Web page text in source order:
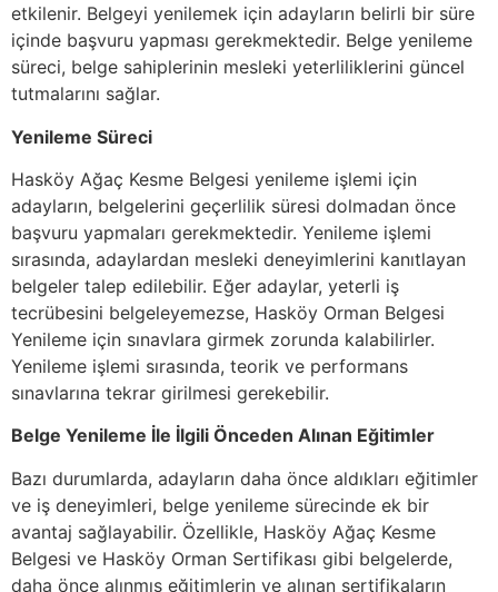
etkilenir. Belgeyi yenilemek için adayların belirli bir süre
içinde başvuru yapması gerekmektedir. Belge yenileme
süreci, belge sahiplerinin mesleki yeterliliklerini güncel
tutmalarını sağlar.
Yenileme Süreci
Hasköy Ağaç Kesme Belgesi yenileme işlemi için
adayların, belgelerini geçerlilik süresi dolmadan önce
başvuru yapmaları gerekmektedir. Yenileme işlemi
sırasında, adaylardan mesleki deneyimlerini kanıtlayan
belgeler talep edilebilir. Eğer adaylar, yeterli iş
tecrübesini belgeleyemezse, Hasköy Orman Belgesi
Yenileme için sınavlara girmek zorunda kalabilirler.
Yenileme işlemi sırasında, teorik ve performans
sınavlarına tekrar girilmesi gerekebilir.
Belge Yenileme İle İlgili Önceden Alınan Eğitimler
Bazı durumlarda, adayların daha önce aldıkları eğitimler
ve iş deneyimleri, belge yenileme sürecinde ek bir
avantaj sağlayabilir. Özellikle, Hasköy Ağaç Kesme
Belgesi ve Hasköy Orman Sertifikası gibi belgelerde,
daha önce alınmış eğitimlerin ve alınan sertifikaların